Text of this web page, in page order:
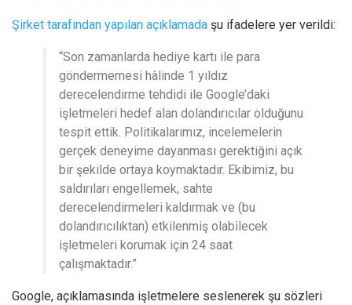
Şirket tarafından yapılan açıklamada şu ifadelere yer verildi:
“Son zamanlarda hediye kartı ile para
göndermemesi hâlinde 1 yıldız
derecelendirme tehdidi ile Google’daki
işletmeleri hedef alan dolandırıcılar olduğunu
tespit ettik. Politikalarımız, incelemelerin
gerçek deneyime dayanması gerektiğini açık
bir şekilde ortaya koymaktadır. Ekibimiz, bu
saldırıları engellemek, sahte
derecelendirmeleri kaldırmak ve (bu
dolandırıcılıktan) etkilenmiş olabilecek
işletmeleri korumak için 24 saat
çalışmaktadır.”
Google, açıklamasında işletmelere seslenerek şu sözleri